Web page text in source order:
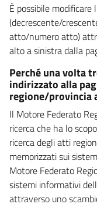
È possibile
(decrescente/
atto/numero atto)
alto a sinistra dalla
Perché una volta
indirizzato alla
regione/provincia
Il Motore Federato
ricerca che ha lo
ricerca degli atti
memorizzati sui
Motore Federato
sistemi informativi
attraverso uno